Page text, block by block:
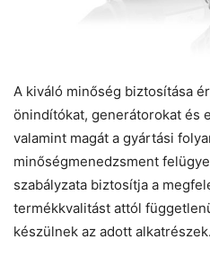
A kiváló minőség biztosítása
önindítókat, generátorokat és
valamint magát a gyártási
minőségmenedzsment
szabályzata biztosítja a
termékkvalitást attól
készülnek az adott alkatrészek.